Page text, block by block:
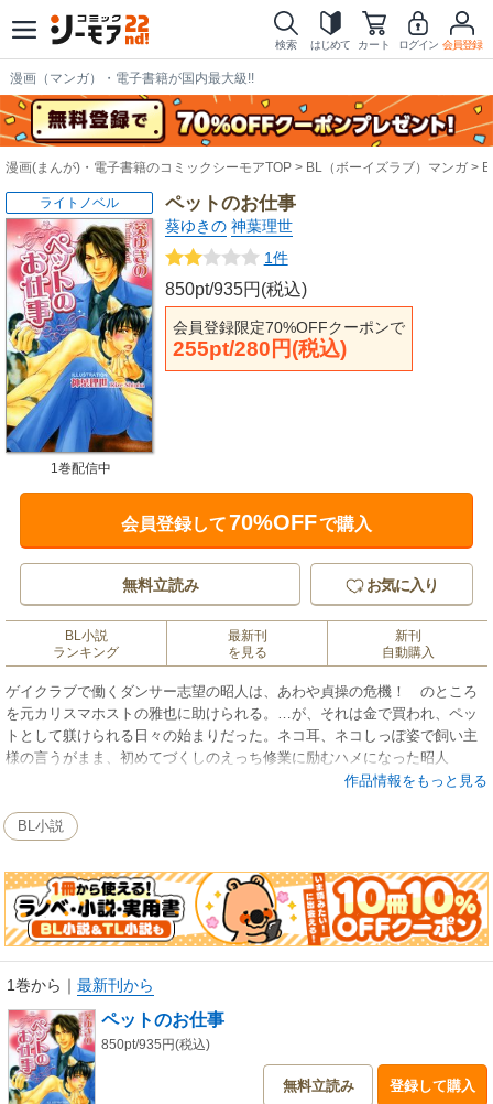
検索 はじめて カート ログイン 会員登録
漫画（マンガ）・電子書籍が国内最大級!!
漫画(まんが)・電子書籍のコミックシーモアTOP BL（ボーイズラブ）マンガ
ペットのお仕事
葵ゆきの 神葉理世
1件
850pt/935円(税込)
会員登録限定70%OFFクーポンで
255pt/280円(税込)
ライトノベル
1巻配信中
会員登録して70%OFFで購入
無料立読み お気に入り
BL小説
ランキング
最新刊
を見る
新刊
自動購入
ゲイクラブで働くダンサー志望の昭人は、あわや貞操の危機！ のところ
を元カリスマホストの雅也に助けられる。…が、それは金で買われ、ペッ
トとして躾けられる日々の始まりだった。ネコ耳、ネコしっぽ姿で飼い主
様の言うがまま、初めてづくしのえっち修業に励むハメになった昭人
ません。イラストは表紙のみの収録となります。ご了承ください。
作品情報をもっと見る
BL小説
1巻から ｜ 最新刊から
ペットのお仕事
850pt/935円(税込)
無料立読み 登録して購入